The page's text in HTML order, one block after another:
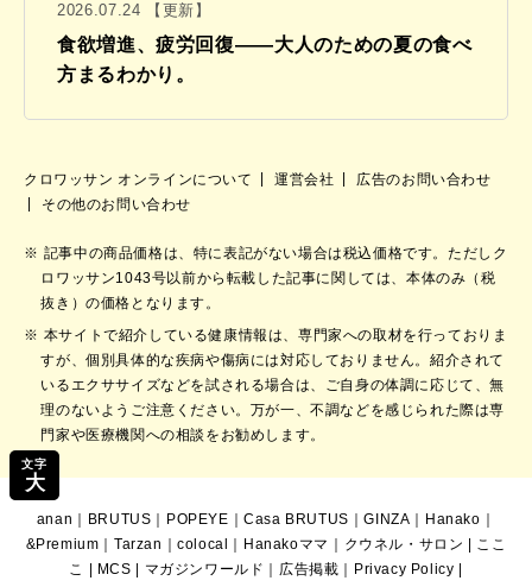
文字
大
2026.07.24 【更新】
食欲増進、疲労回復——大人のための夏の食べ
方まるわかり。
クロワッサン オンラインについて 運営会社
広告のお問い合わせ
その他のお問い合わせ
記事中の商品価格は、特に表記がない場合は税込価格です。ただしク
ロワッサン1043号以前から転載した記事に関しては、本体のみ（税
抜き）の価格となります。
本サイトで紹介している健康情報は、専門家への取材を行っておりま
すが、個別具体的な疾病や傷病には対応しておりません。紹介されて
いるエクササイズなどを試される場合は、ご自身の体調に応じて、無
理のないようご注意ください。万が一、不調などを感じられた際は専
門家や医療機関への相談をお勧めします。
anan BRUTUS POPEYE ｜Casa BRUTUS ｜GINZA Hanako
&Premium ｜Tarzan ｜colocal Hanakoママ クウネル・サロン
ここ
こ
MCS マガジンワールド 広告掲載 Privacy Policy